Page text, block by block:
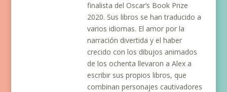
finalista del Oscar’s Book Prize
2020. Sus libros se han traducido a
varios idiomas. El amor por la
narración divertida y el haber
crecido con los dibujos animados
de los ochenta llevaron a Alex a
escribir sus propios libros, que
combinan personajes cautivadores